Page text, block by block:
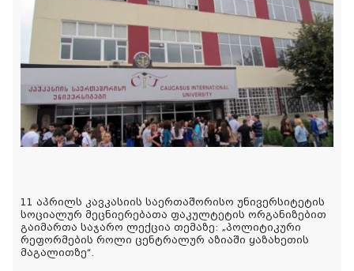
11 აპრილს კავკასიის საერთაშორისო უნივერსიტეტის
სოციალურ მეცნიერებათა ფაკულტეტის ორგანიზებით
გაიმართა საჯარო ლექცია თემაზე: „პოლიტიკური
რეფორმების როლი ცენტრალურ აზიაში ყაზახეთის
მაგალითზე“.